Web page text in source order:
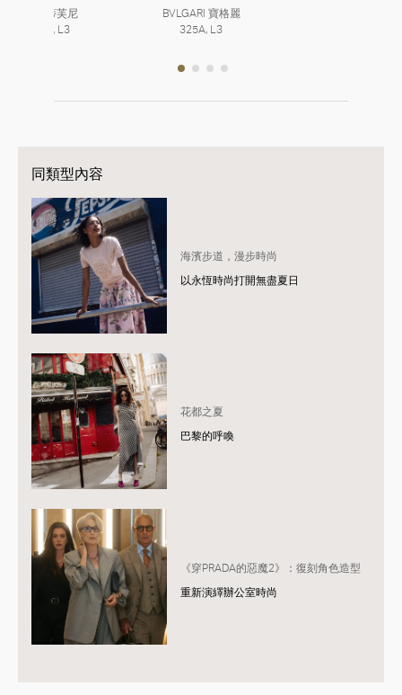
& Co. 蒂芙尼
L3 | 323, L3
BVLGARI 寶格麗
325A, L3
同類型內容
海濱步道，漫步時尚
以永恆時尚打開無盡夏日
花都之夏
巴黎的呼喚
《穿PRADA的惡魔2》：復刻角色造型
重新演繹辦公室時尚